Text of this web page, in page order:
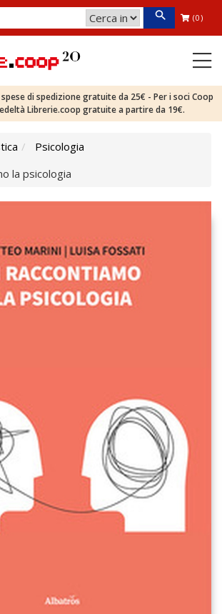
(0)
di spedizione gratuite da 25€ - Per i soci Coop
Librerie.coop gratuite a partire da 19€.
Psicologia
la psicologia